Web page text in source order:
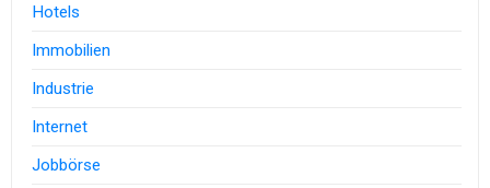
Hotels
Immobilien
Industrie
Internet
Jobbörse